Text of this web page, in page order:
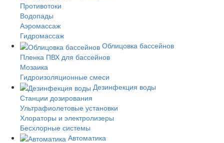
Противотоки
Водопады
Аэромассаж
Гидромассаж
Облицовка бассейнов
Пленка ПВХ для бассейнов
Мозаика
Гидроизоляционные смеси
Дезинфекция воды
Станции дозирования
Ультрафиолетовые установки
Хлораторы и электролизеры
Бесхлорные системы
Автоматика